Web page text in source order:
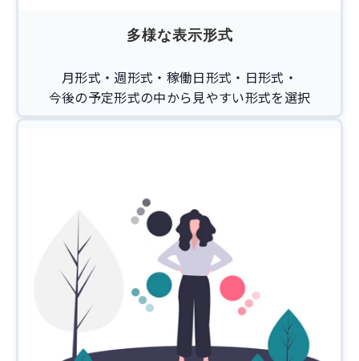
多様な表示形式
月形式・週形式・稼働日形式・日形式・
今後の予定形式の中から見やすい形式を選択